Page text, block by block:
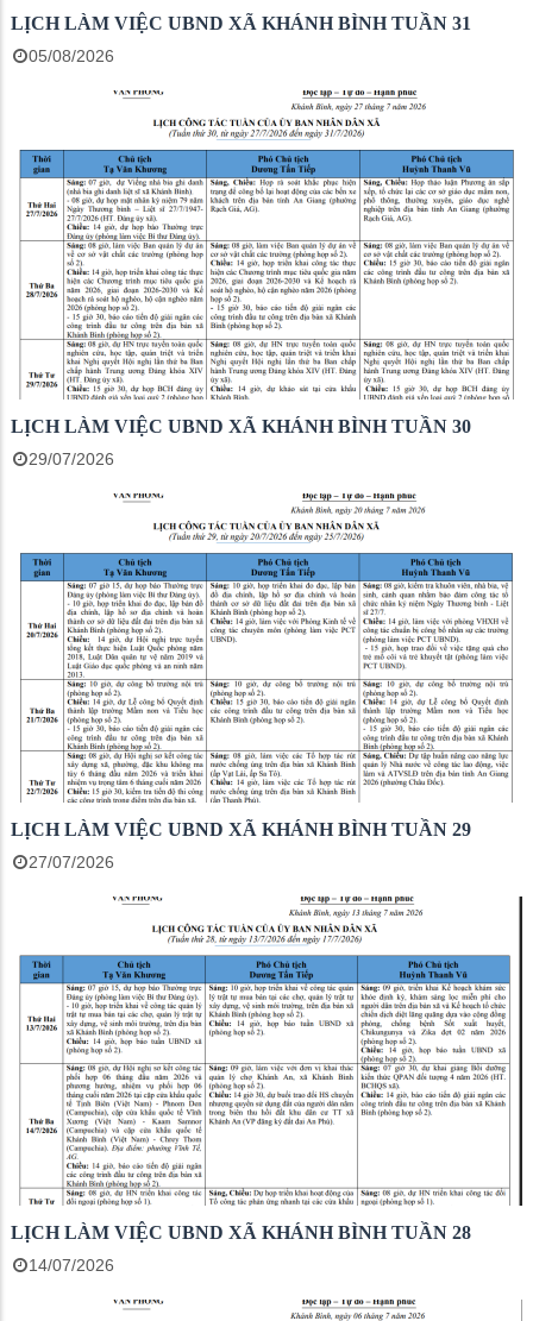
LỊCH LÀM VIỆC UBND XÃ KHÁNH BÌNH TUẦN 31
05/08/2026
LỊCH LÀM VIỆC UBND XÃ KHÁNH BÌNH TUẦN 30
29/07/2026
LỊCH LÀM VIỆC UBND XÃ KHÁNH BÌNH TUẦN 29
27/07/2026
LỊCH LÀM VIỆC UBND XÃ KHÁNH BÌNH TUẦN 28
14/07/2026